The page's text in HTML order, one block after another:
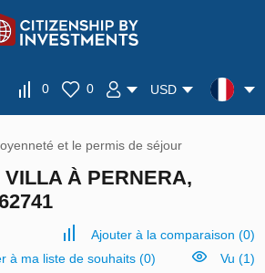
0 0 USD
et le permis de séjour
À PERNERA,
Ajouter à la comparaison (0)
à ma liste de souhaits(0)
Vu (1)